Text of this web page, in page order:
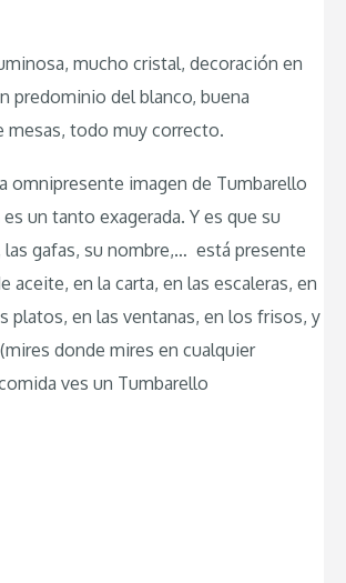
mucho cristal, decoración en
predominio del blanco, buena
mesas, todo muy correcto.
omnipresente imagen de Tumbarello
un tanto exagerada. Y es que su
las gafas, su nombre,… está presente
aceite, en la carta, en las escaleras, en
platos, en las ventanas, en los frisos, y
donde mires en cualquier
ves un Tumbarello